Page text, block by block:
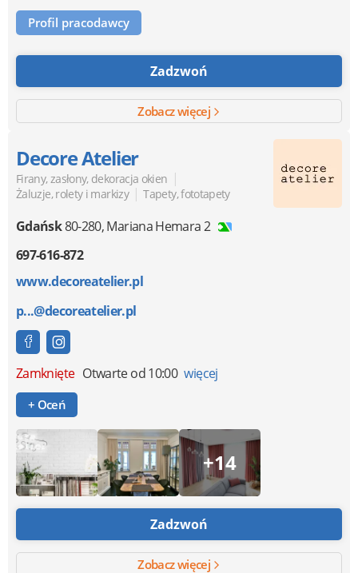
Profil pracodawcy
Zadzwoń
Zobacz więcej
Decore Atelier
Firany, zasłony, dekoracja okien |
Żaluzje, rolety i markizy | Tapety, fototapety
Gdańsk80-280,Mariana Hemara 2
697-616-872
www.decoreatelier.pl
p...@decoreatelier.pl
Zamknięte Otwarte od 10:00 więcej
+ Oceń
+14
Zadzwoń
Zobacz więcej